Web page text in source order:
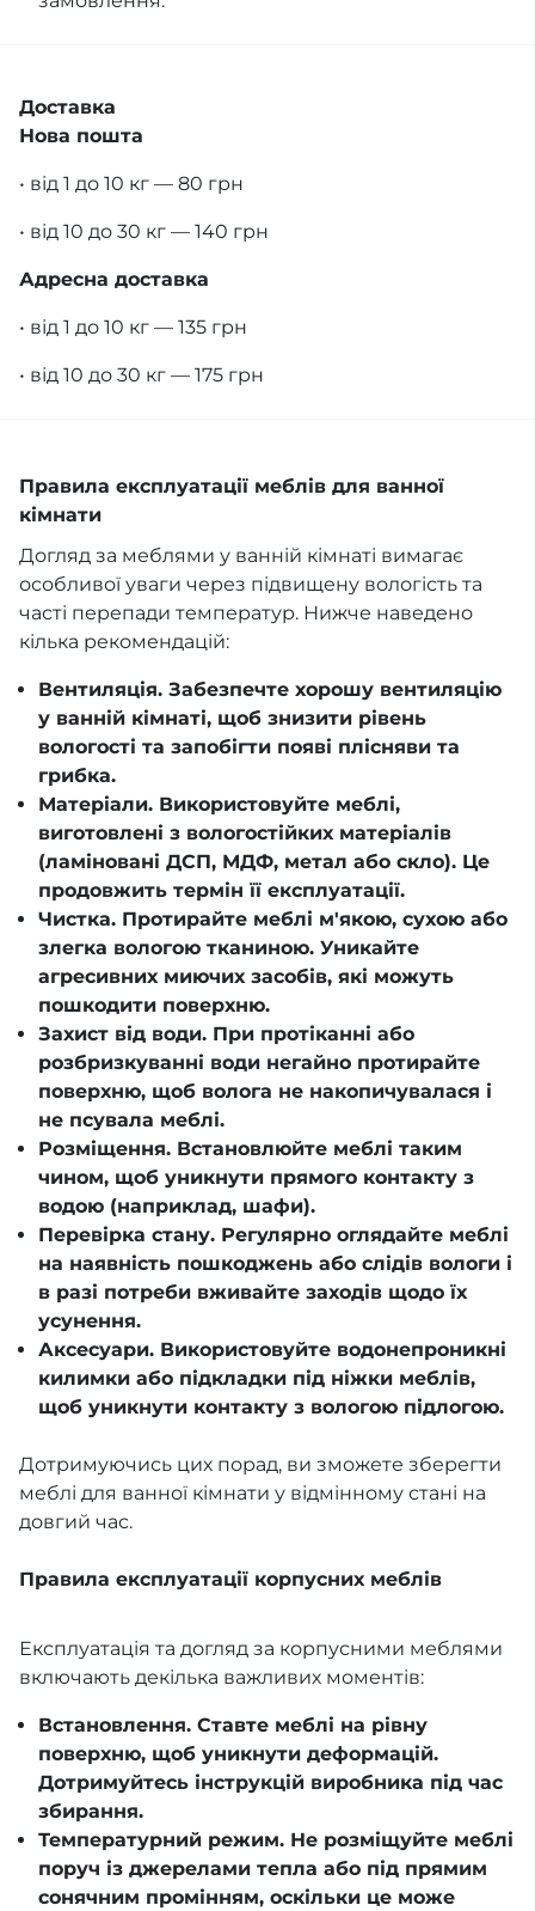
Доставка
Нова пошта
• від 1 до 10 кг — 80 грн
• від 10 до 30 кг — 140 грн
Адресна доставка
• від 1 до 10 кг — 135 грн
• від 10 до 30 кг — 175 грн
Правила експлуатації меблів для ванної
кімнати
Догляд за меблями у ванній кімнаті вимагає
особливої уваги через підвищену вологість та
часті перепади температур. Нижче наведено
кілька рекомендацій:
Вентиляція. Забезпечте хорошу вентиляцію
у ванній кімнаті, щоб знизити рівень
вологості та запобігти появі плісняви та
грибка.
Матеріали. Використовуйте меблі,
виготовлені з вологостійких матеріалів
(ламіновані ДСП, МДФ, метал або скло). Це
продовжить термін її експлуатації.
Чистка. Протирайте меблі м'якою, сухою або
злегка вологою тканиною. Уникайте
агресивних миючих засобів, які можуть
пошкодити поверхню.
Захист від води. При протіканні або
розбризкуванні води негайно протирайте
поверхню, щоб волога не накопичувалася і
не псувала меблі.
Розміщення. Встановлюйте меблі таким
чином, щоб уникнути прямого контакту з
водою (наприклад, шафи).
Перевірка стану. Регулярно оглядайте меблі
на наявність пошкоджень або слідів вологи і
в разі потреби вживайте заходів щодо їх
усунення.
Аксесуари. Використовуйте водонепроникні
килимки або підкладки під ніжки меблів,
щоб уникнути контакту з вологою підлогою.
Дотримуючись цих порад, ви зможете зберегти
меблі для ванної кімнати у відмінному стані на
довгий час.
Правила експлуатації корпусних меблів
Експлуатація та догляд за корпусними меблями
включають декілька важливих моментів:
Встановлення. Ставте меблі на рівну
поверхню, щоб уникнути деформацій.
Дотримуйтесь інструкцій виробника під час
збирання.
Температурний режим. Не розміщуйте меблі
поруч із джерелами тепла або під прямим
сонячним промінням, оскільки це може